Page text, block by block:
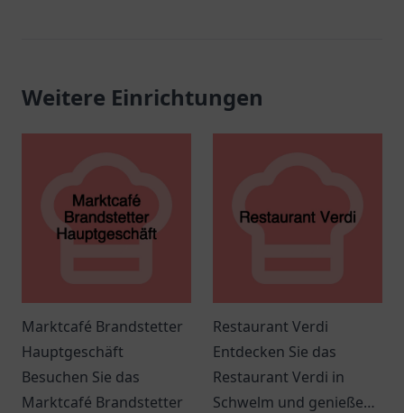
Weitere Einrichtungen
Marktcafé Brandstetter
Hauptgeschäft
Besuchen Sie das
Marktcafé Brandstetter
Restaurant Verdi
Entdecken Sie das
Restaurant Verdi in
Schwelm und genießen